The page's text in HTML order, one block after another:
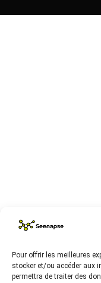
Pour offrir les meilleures
stocker et/ou accéder aux
permettra de traiter des